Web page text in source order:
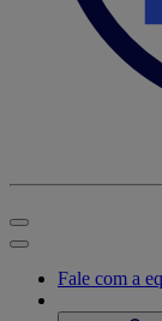
Fale com a